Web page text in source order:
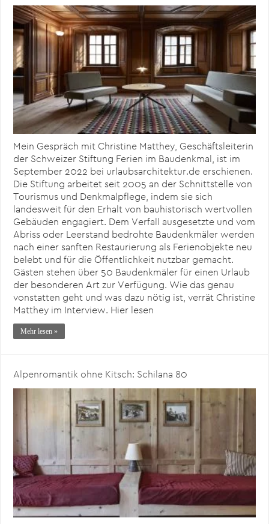
Mein Gespräch mit Christine Matthey, Geschäftsleiterin
der Schweizer Stiftung Ferien im Baudenkmal, ist im
September 2022 bei urlaubsarchitektur.de erschienen.
Die Stiftung arbeitet seit 2005 an der Schnittstelle von
Tourismus und Denkmalpflege, indem sie sich
landesweit für den Erhalt von bauhistorisch wertvollen
Gebäuden engagiert. Dem Verfall ausgesetzte und vom
Abriss oder Leerstand bedrohte Baudenkmäler werden
nach einer sanften Restaurierung als Ferienobjekte neu
belebt und für die Öffentlichkeit nutzbar gemacht.
Gästen stehen über 50 Baudenkmäler für einen Urlaub
der besonderen Art zur Verfügung. Wie das genau
vonstatten geht und was dazu nötig ist, verrät Christine
Matthey im Interview. Hier lesen
Mehr lesen »
Alpenromantik ohne Kitsch: Schilana 80